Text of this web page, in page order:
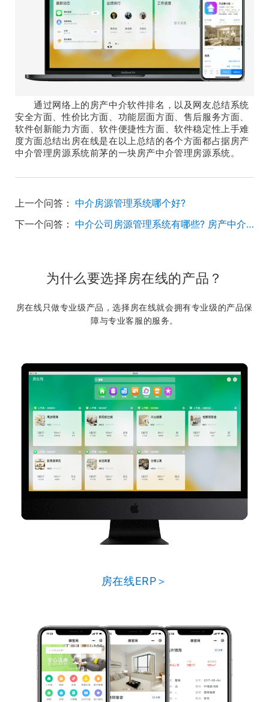
通过网络上的房产中介软件排名，以及网友总结系统
安全方面、性价比方面、功能层面方面、售后服务方面、
软件创新能力方面、软件便捷性方面、软件稳定性上手难
度方面总结出房在线是在以上总结的各个方面都占据房产
中介管理房源系统前茅的一块房产中介管理房源系统。
上一个问答： 中介房源管理系统哪个好?
下一个问答：
中介公司房源管理系统有哪些? 房产中介房源管理系统有哪些?
为什么要选择房在线的产品？
房在线只做专业级产品，选择房在线就会拥有专业级的产品保
障与专业客服的服务。
房在线ERP＞